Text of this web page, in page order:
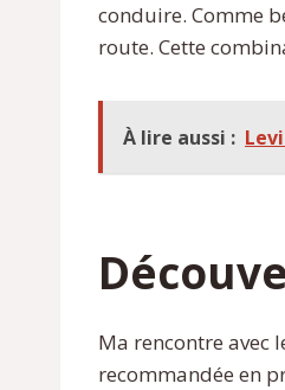
conduire. Comme
route. Cette
À lire aussi :
Ma rencontre avec
recommandée en